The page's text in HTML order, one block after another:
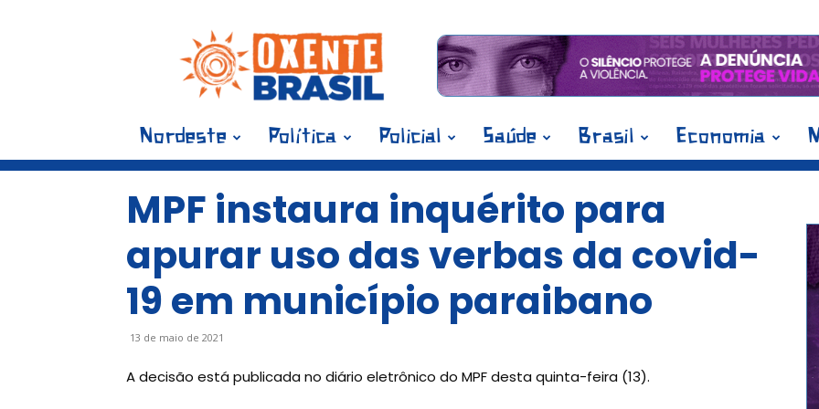
Blog
Oxente
Brasil
Nordeste Política Policial Saúde Brasil Economia
MPF instaura inquérito para
apurar uso das verbas da covid-
19 em município paraibano
13 de maio de 2021
A decisão está publicada no diário eletrônico do MPF desta quinta-feira (13).